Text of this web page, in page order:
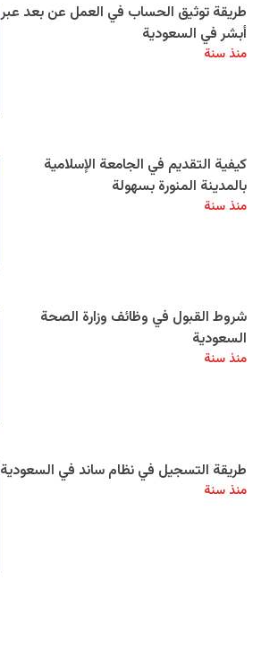
طريقة توثيق الحساب في العمل عن بعد عبر
أبشر في السعودية
منذ سنة
كيفية التقديم في الجامعة الإسلامية
بالمدينة المنورة بسهولة
منذ سنة
شروط القبول في وظائف وزارة الصحة
السعودية
منذ سنة
طريقة التسجيل في نظام ساند في السعودية
منذ سنة